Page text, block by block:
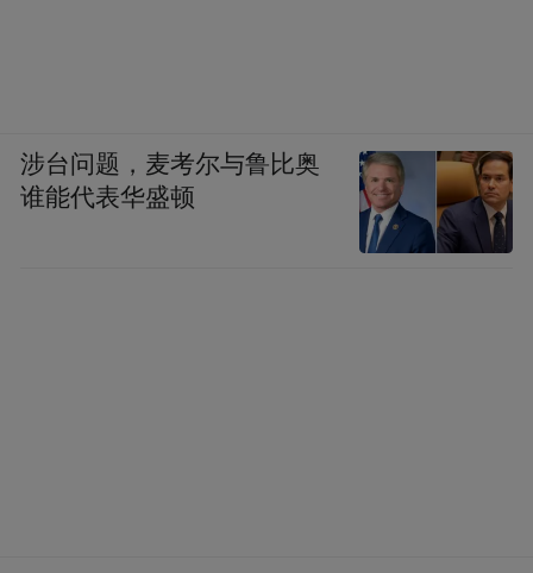
涉台问题，麦考尔与鲁比奥
谁能代表华盛顿